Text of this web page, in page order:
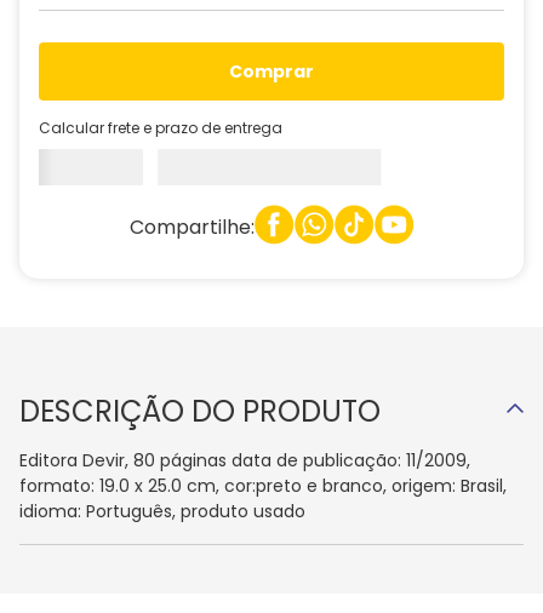
comprar
Calcular frete e prazo de entrega
Compartilhe:
DESCRIÇÃO DO PRODUTO
Editora Devir, 80 páginas data de publicação: 11/2009,
formato: 19.0 x 25.0 cm, cor:preto e branco, origem: Brasil,
idioma: Português, produto usado